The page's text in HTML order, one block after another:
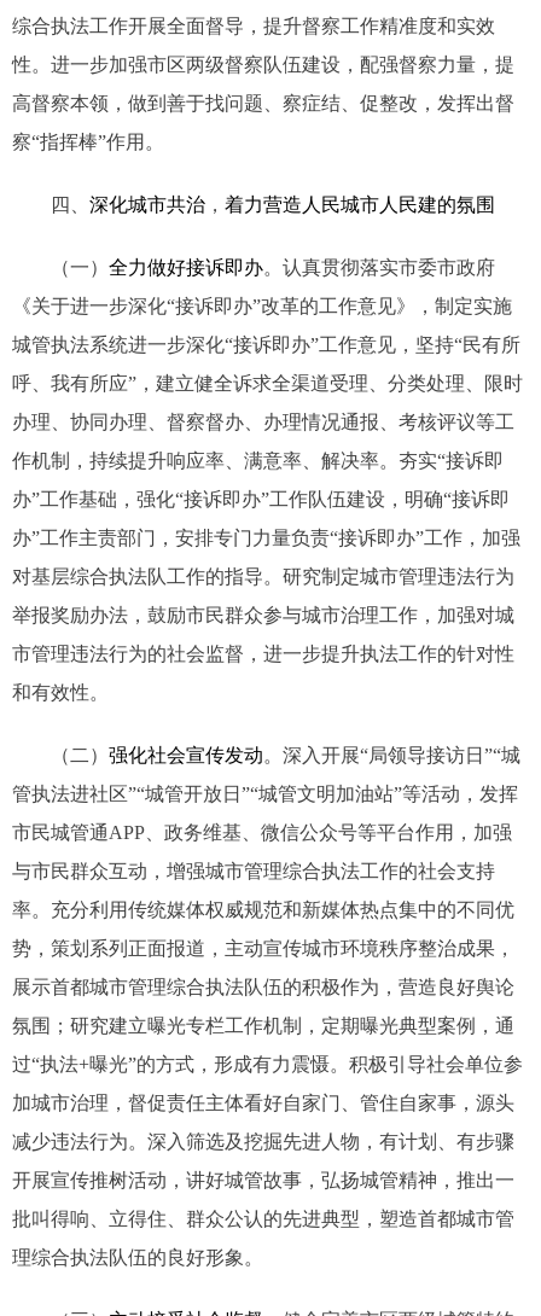
综合执法工作开展全面督导，提升督察工作精准度和实效
性。进一步加强市区两级督察队伍建设，配强督察力量，提
高督察本领，做到善于找问题、察症结、促整改，发挥出督
察“指挥棒”作用。
四、 深化城市共治 ， 着力营造人民城市人民建的氛围
（一） 全力做好接诉即办。认真贯彻落实市委市政府
《关于进一步深化“接诉即办”改革的工作意见》，制定实施
城管执法系统进一步深化“接诉即办”工作意见，坚持“民有所
呼、我有所应”，建立健全诉求全渠道受理、分类处理、限时
办理、协同办理、督察督办、办理情况通报、考核评议等工
作机制，持续提升响应率、满意率、解决率。夯实“接诉即
办”工作基础，强化“接诉即办”工作队伍建设，明确“接诉即
办”工作主责部门，安排专门力量负责“接诉即办”工作，加强
对基层综合执法队工作的指导。研究制定城市管理违法行为
举报奖励办法，鼓励市民群众参与城市治理工作，加强对城
市管理违法行为的社会监督，进一步提升执法工作的针对性
和有效性。
（二） 强化社会宣传发动。深入开展“局领导接访日”“城
管执法进社区”“城管开放日”“城管文明加油站”等活动，发挥
市民城管通APP、政务维基、微信公众号等平台作用，加强
与市民群众互动，增强城市管理综合执法工作的社会支持
率。充分利用传统媒体权威规范和新媒体热点集中的不同优
势，策划系列正面报道，主动宣传城市环境秩序整治成果，
展示首都城市管理综合执法队伍的积极作为，营造良好舆论
氛围；研究建立曝光专栏工作机制，定期曝光典型案例，通
过“执法+曝光”的方式，形成有力震慑。积极引导社会单位参
加城市治理，督促责任主体看好自家门、管住自家事，源头
减少违法行为。深入筛选及挖掘先进人物，有计划、有步骤
开展宣传推树活动，讲好城管故事，弘扬城管精神，推出一
批叫得响、立得住、群众公认的先进典型，塑造首都城市管
理综合执法队伍的良好形象。